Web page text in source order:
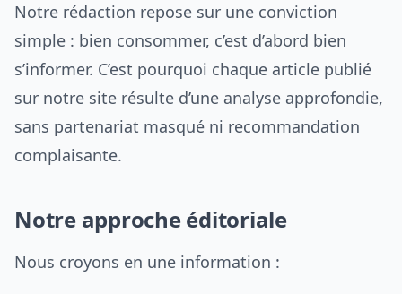
Notre rédaction repose sur une conviction
simple : bien consommer, c’est d’abord bien
s’informer. C’est pourquoi chaque article publié
sur notre site résulte d’une analyse approfondie,
sans partenariat masqué ni recommandation
complaisante.
Notre approche éditoriale
Nous croyons en une information :